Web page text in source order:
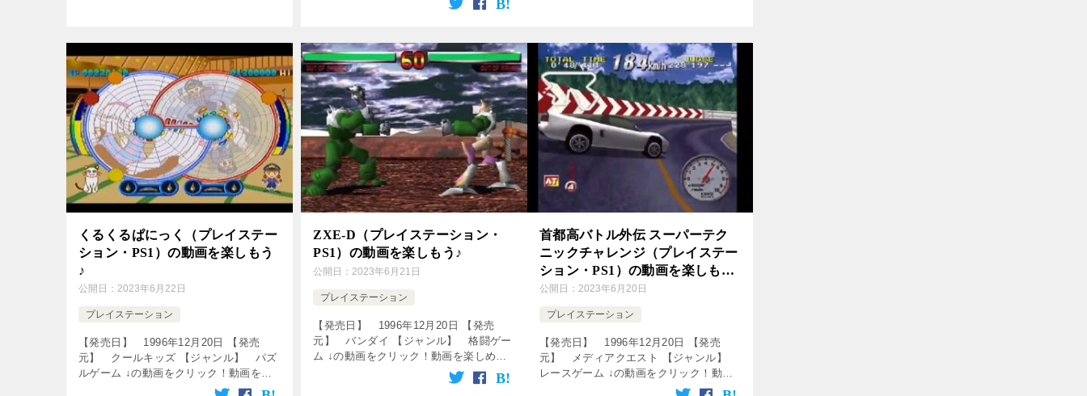
【いまどきのバンパイア 実況プレイ
くるくるぱにっく（プレイステー
ション・PS1）の動画を楽しもう
♪
公開日： 2023年6月22日
プレイステーション
【発売日】 1996年12月20日 【発売
元】 クールキッズ 【ジャンル】 パズ
ルゲーム ↓の動画をクリック！動画を楽
しめます♪ 【単発】お家にあったゲーム
ZXE-D（プレイステーション・
PS1）の動画を楽しもう♪
公開日： 2023年6月21日
プレイステーション
【発売日】 1996年12月20日 【発売
元】 バンダイ 【ジャンル】 格闘ゲー
ム ↓の動画をクリック！動画を楽しめま
す♪ [csshop service=”rakuten”
首都高バトル外伝 スーパーテク
ニックチャレンジ（プレイステー
ション・PS1）の動画を楽しもう
♪
公開日： 2023年6月20日
プレイステーション
【発売日】 1996年12月20日 【発売
元】 メディアクエスト 【ジャンル】
レースゲーム ↓の動画をクリック！動画
を楽しめます♪ PS1 レースゲーム特集